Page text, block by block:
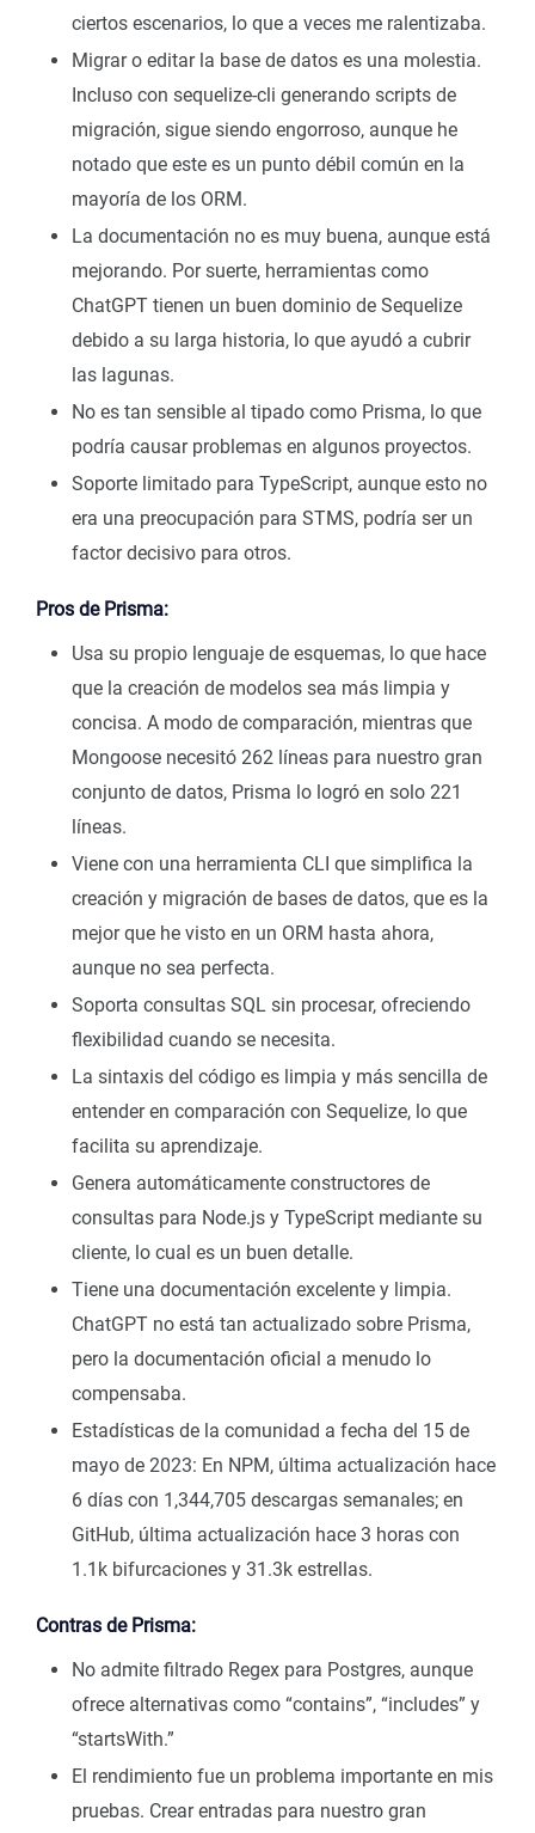
ciertos escenarios, lo que a veces me ralentizaba.
Migrar o editar la base de datos es una molestia.
Incluso con sequelize-cli generando scripts de
migración, sigue siendo engorroso, aunque he
notado que este es un punto débil común en la
mayoría de los ORM.
La documentación no es muy buena, aunque está
mejorando. Por suerte, herramientas como
ChatGPT tienen un buen dominio de Sequelize
debido a su larga historia, lo que ayudó a cubrir
las lagunas.
No es tan sensible al tipado como Prisma, lo que
podría causar problemas en algunos proyectos.
Soporte limitado para TypeScript, aunque esto no
era una preocupación para STMS, podría ser un
factor decisivo para otros.
Pros de Prisma:
Usa su propio lenguaje de esquemas, lo que hace
que la creación de modelos sea más limpia y
concisa. A modo de comparación, mientras que
Mongoose necesitó 262 líneas para nuestro gran
conjunto de datos, Prisma lo logró en solo 221
líneas.
Viene con una herramienta CLI que simplifica la
creación y migración de bases de datos, que es la
mejor que he visto en un ORM hasta ahora,
aunque no sea perfecta.
Soporta consultas SQL sin procesar, ofreciendo
flexibilidad cuando se necesita.
La sintaxis del código es limpia y más sencilla de
entender en comparación con Sequelize, lo que
facilita su aprendizaje.
Genera automáticamente constructores de
consultas para Node.js y TypeScript mediante su
cliente, lo cual es un buen detalle.
Tiene una documentación excelente y limpia.
ChatGPT no está tan actualizado sobre Prisma,
pero la documentación oficial a menudo lo
compensaba.
Estadísticas de la comunidad a fecha del 15 de
mayo de 2023: En NPM, última actualización hace
6 días con 1,344,705 descargas semanales; en
GitHub, última actualización hace 3 horas con
1.1k bifurcaciones y 31.3k estrellas.
Contras de Prisma:
No admite filtrado Regex para Postgres, aunque
ofrece alternativas como “contains”, “includes” y
“startsWith.”
El rendimiento fue un problema importante en mis
pruebas. Crear entradas para nuestro gran